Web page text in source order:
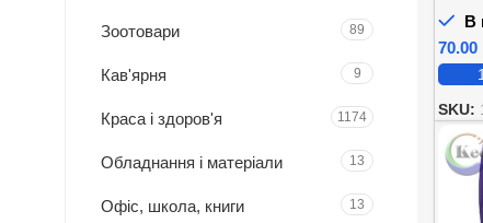
Зоотовари 89
Кав'ярня 9
Краса і здоров'я 1174
Обладнання і матеріали 13
Офіс, школа, книги 13
В
SKU: